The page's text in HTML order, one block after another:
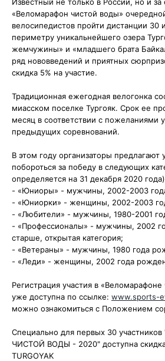
«Веломарафон чистой воды»
велосипедистов пройти дистанции 30
периметру уникальнейшего озера
жемчужины» и «младшего брата
ряд нововведений и приятных
скидка 5% на участие.
Традиционная ежегодная велогонка
миасском поселке Тургояк. Срок ее
месяц в соответствии с пожеланиями
предыдущих соревнований.
В этом году организаторы предлагают
побороться за победу в следующих
определяется на 31 декабря 2020
- «Юниоры» - мужчины, 2002-2003
- «Юниорки» - женщины, 2002-2003
- «Любители» - мужчины, 1980-2001
- «Профессионалы» - мужчины, 2002
старше, открытая категория;
- «Ветераны» - мужчины, 1980 года
- «Леди» - женщины, 2002 года
Регистрация участия в
уже доступна по ссылке: www.sports-
можно ознакомиться с Положением
Специально для первых 30
ЧИСТОЙ ВОДЫ - 2020" доступна
TURGOYAK